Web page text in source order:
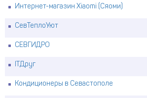
Интернет-магазин Xiaomi (Сяоми)
СевТеплоУют
СЕВГИДРО
ITДруг
Кондиционеры в Севастополе